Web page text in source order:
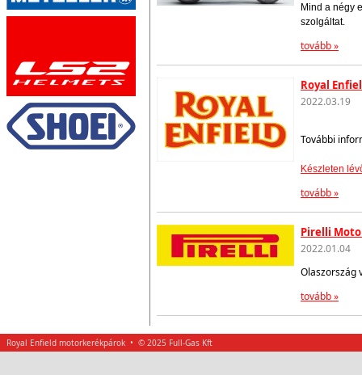
Mind a négy
szolgáltat.
tovább »
Royal
2022.03.19
További
Készleten
tovább »
Pirelli
2022.01.04
Olaszország
tovább »
Royal Enfield motorkerékpárok • © 2025 Full-Gas Kft